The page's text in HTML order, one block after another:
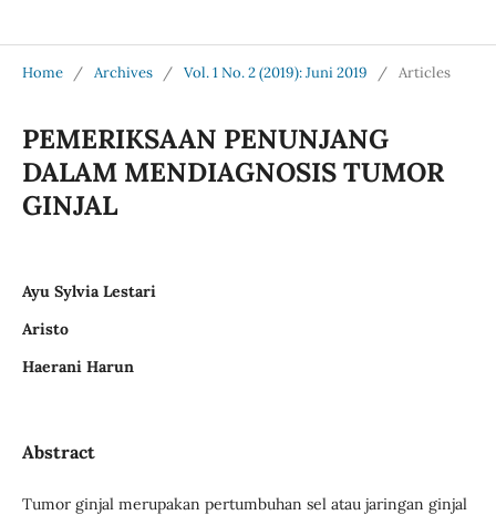
Home / Archives / Vol. 1 No. 2 (2019): Juni 2019 / Articles
PEMERIKSAAN PENUNJANG
DALAM MENDIAGNOSIS TUMOR
GINJAL
Ayu Sylvia Lestari
Aristo
Haerani Harun
Abstract
Tumor ginjal merupakan pertumbuhan sel atau jaringan ginjal